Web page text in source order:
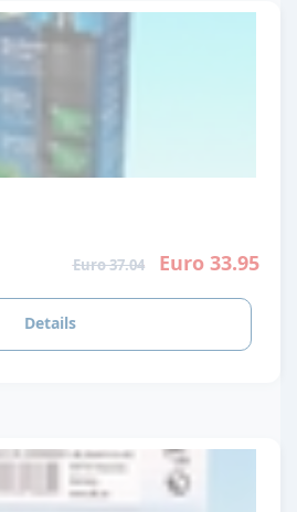
Euro 37.04 Euro 33.95
Details